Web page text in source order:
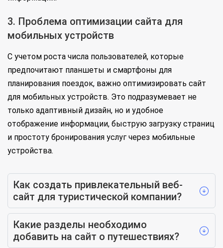
3. Проблема оптимизации сайта для
мобильных устройств
С учетом роста числа пользователей, которые
предпочитают планшеты и смартфоны для
планирования поездок, важно оптимизировать сайт
для мобильных устройств. Это подразумевает не
только адаптивный дизайн, но и удобное
отображение информации, быструю загрузку страниц
и простоту бронирования услуг через мобильные
устройства.
Как создать привлекательный веб-
сайт для туристической компании?
Какие разделы необходимо
добавить на сайт о путешествиях?